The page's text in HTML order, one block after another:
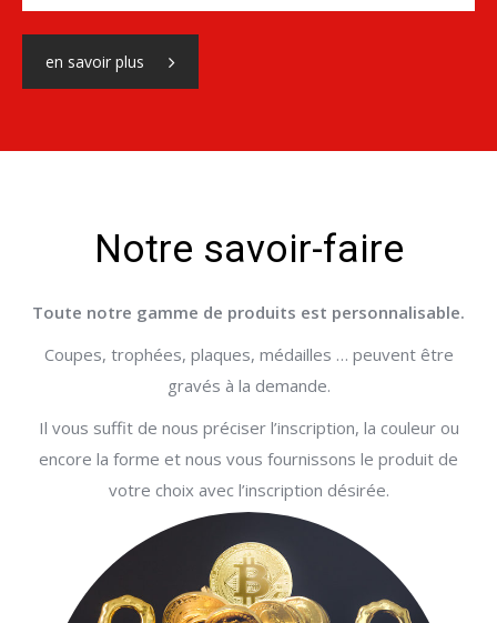
en savoir plus
Notre savoir-faire
Toute notre gamme de produits est personnalisable.
Coupes, trophées, plaques, médailles … peuvent être
gravés à la demande.
Il vous suffit de nous préciser l’inscription, la couleur ou
encore la forme et nous vous fournissons le produit de
votre choix avec l’inscription désirée.